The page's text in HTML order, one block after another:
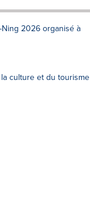
2026 organisé à
culture et du tourisme